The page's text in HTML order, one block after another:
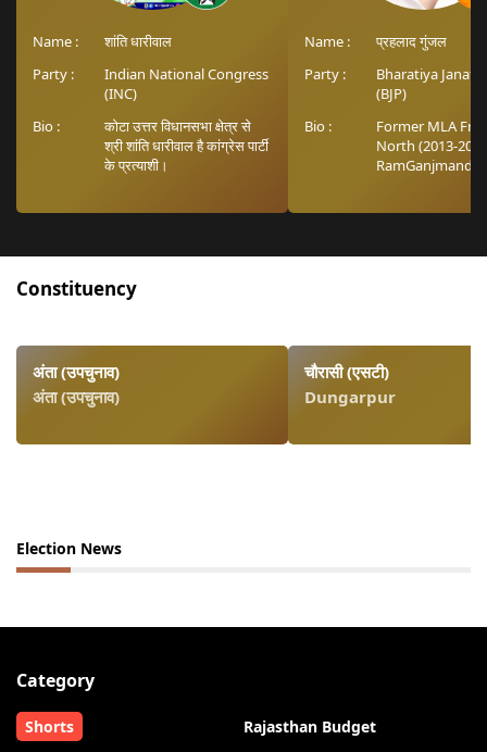
Name :
शांति धारीवाल
Party :
Indian National Congress
(INC)
Bio :
कोटा उत्तर विधानसभा क्षेत्र से
श्री शांति धारीवाल है कांग्रेस पार्टी
के प्रत्याशी।
Name :
प्रहलाद गुंजल
Party :
Bharatiya
(BJP)
Bio :
Former MLA
North (2013-
RamGanjmandi
Constituency
अंता (उपचुनाव)
अंता (उपचुनाव)
चौरासी (एसटी)
Dungarpur
Election News
Category
Shorts
Rajasthan Budget